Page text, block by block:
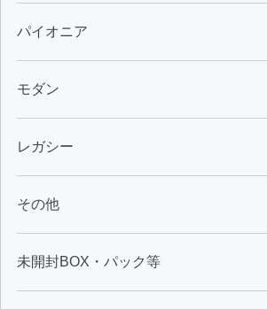
パイオニア
モダン
レガシー
その他
未開封BOX・パック等